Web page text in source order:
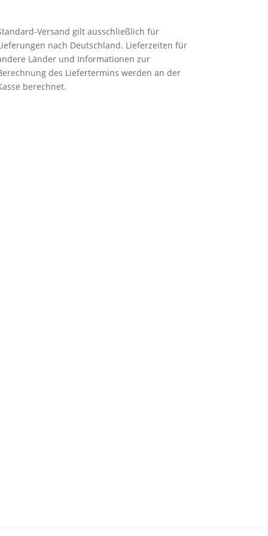
Versand gilt ausschließlich für
nach Deutschland. Lieferzeiten für
Länder und Informationen zur
des Liefertermins werden an der
berechnet.